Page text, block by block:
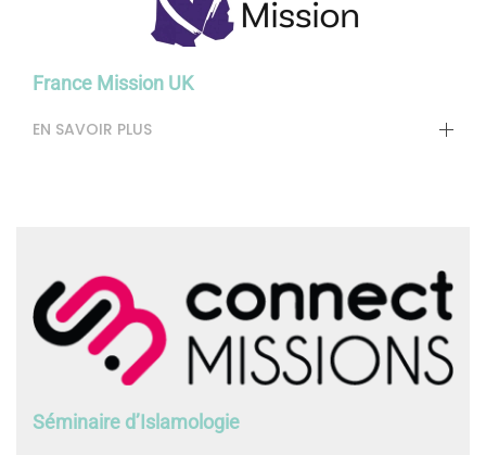
France Mission UK
EN SAVOIR PLUS
Séminaire d’Islamologie